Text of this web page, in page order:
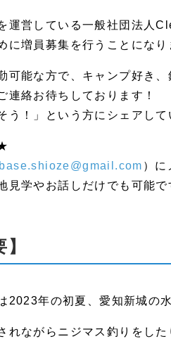
運営している一般社団法人
に増員募集を行うことになり
可能な方で、キャンプ好き
連絡お待ちしております！
う！」という方にシェアし
）に
見学やお話しだけでも可能で
2023年の初夏、愛知新城の
れながら​ニジマス釣りをし